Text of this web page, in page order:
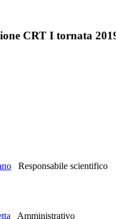
CRT I tornata
Responsabile scientifico
Amministrativo